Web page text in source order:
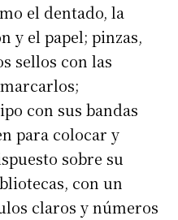
el dentado, la
y el papel; pinzas,
sellos con las
con sus bandas
para colocar y
sobre su
con un
claros y números